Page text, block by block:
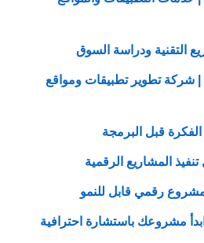
التقنية ودراسة السوق
شركة تطوير تطبيقات ومواقع
قبل البرمجة
رقمي قابل للنمو
مشروعك باستشارة احترافية